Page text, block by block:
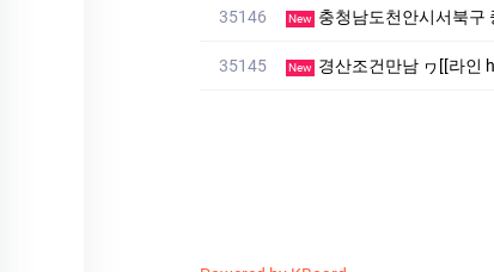
35146 New 충청남도천안시서북구
35145 New 경산조건만남 ヮ[[라인